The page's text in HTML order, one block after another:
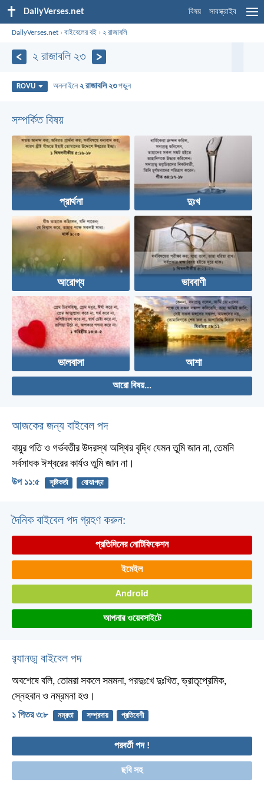
DailyVerses.net বিষয় সাবস্ক্রাইব
DailyVerses.net ›বাইবেলের বই ›২ রাজাবলি
২ রাজাবলি ২৩
ROVU অনলাইনে২ রাজাবলি ২৩পড়ুন
সম্পর্কিত বিষয়
প্রার্থনা দুঃখ
আরোগ্য ভাববাণী
ভালবাসা আশা
আরো বিষয়...
আজকের জন্য বাইবেল পদ
বায়ুর গতি ও গর্ভবতীর উদরস্থ অস্থির বৃদ্ধি যেমন তুমি জান না, তেমনি
সর্বসাধক ঈশ্বরের কার্যও তুমি জান না।
উপ ১১:৫ সৃষ্টিকর্তা বোঝাপড়া
দৈনিক বাইবেল পদ গ্রহণ করুন:
প্রতিদিনের নোটিফিকেশন
ইমেইল
Android
আপনার ওয়েবসাইটে
র‌্যানড্ম বাইবেল পদ
অবশেষে বলি, তোমরা সকলে সমমনা, পরদুঃখে দুঃখিত, ভ্রাতৃপ্রেমিক,
স্নেহবান ও নম্রমনা হও।
১ পিতর ৩:৮ নম্রতা সম্প্রদায় প্রতিবেশী
পরবর্তী পদ !
ছবি সহ